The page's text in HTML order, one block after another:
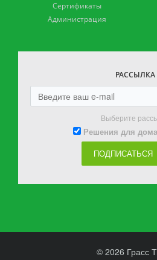
Сертификаты
Администрация
РАССЫЛКА
Выберите
Решения для
ПОДПИСАТЬСЯ
© 2026 Грасс